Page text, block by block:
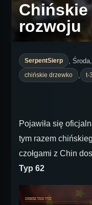
rozwoju
SerpentSierp ,
chińskie drzewko
t-
Pojawiła się
tym razem
czołgami z Chin
Typ 62